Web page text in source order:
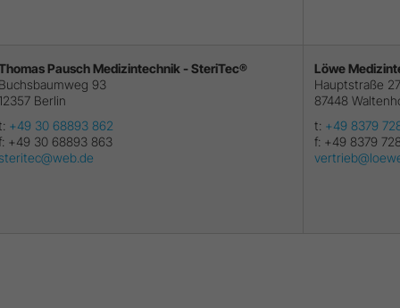
Pausch Medizintechnik - SteriTec®
Buchsbaumweg 93
Berlin
+49 30 68893 862
+49 30 68893 863
steritec@web.de
Löwe
Hauptstraße 27
87448
t: +49 8379
f: +49 8379